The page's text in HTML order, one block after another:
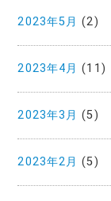
2023年5月 (2)
2023年4月 (11)
2023年3月 (5)
2023年2月 (5)